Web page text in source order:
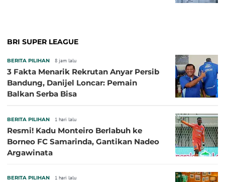
BRI SUPER LEAGUE
BERITA PILIHAN 8 jam lalu
3 Fakta Menarik Rekrutan Anyar Persib
Bandung, Danijel Loncar: Pemain
Balkan Serba Bisa
BERITA PILIHAN 1 hari lalu
Resmi! Kadu Monteiro Berlabuh ke
Borneo FC Samarinda, Gantikan Nadeo
Argawinata
BERITA PILIHAN 1 hari lalu